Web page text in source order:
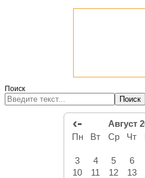
Поиск
Поиск
‹- Август
Пн Вт Ср Чт
3
4 5 6
10
11 12 13